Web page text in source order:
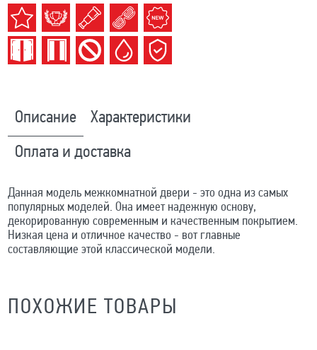
Описание Характеристики
Оплата и доставка
Данная модель межкомнатной двери - это одна из самых
популярных моделей. Она имеет надежную основу,
декорированную современным и качественным покрытием.
Низкая цена и отличное качество - вот главные
составляющие этой классической модели.
ПОХОЖИЕ ТОВАРЫ